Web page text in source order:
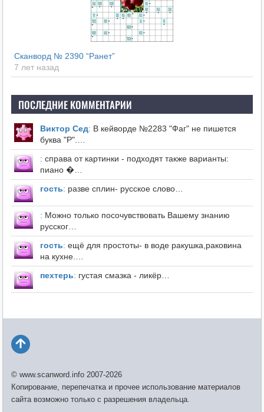
Сканворд № 2390 “Ранет”
7 лет назад
ПОСЛЕДНИЕ КОММЕНТАРИИ
Виктор Сед: В кейворде №2283 "Фаг" не пишется
буква "Р".…
: справа от картинки - подходят также варианты:
пиано �…
гость: разве сплин- русское слово…
: Можно только посочувствовать Вашему знанию
русског…
гость: ещё для простоты- в воде ракушка,раковина
на кухне.…
пехтерь: густая смазка - ликёр…
© www.scanword.info 2007-2026
Копирование, перепечатка и прочее использование материалов
сайта возможно только с разрешения владельца.